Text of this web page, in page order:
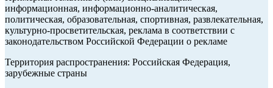
информационная, информационно-аналитическая,
политическая, образовательная, спортивная, развлекательная,
культурно-просветительская, реклама в соответствии с
законодательством Российской Федерации о рекламе
Территория распространения: Российская Федерация,
зарубежные страны